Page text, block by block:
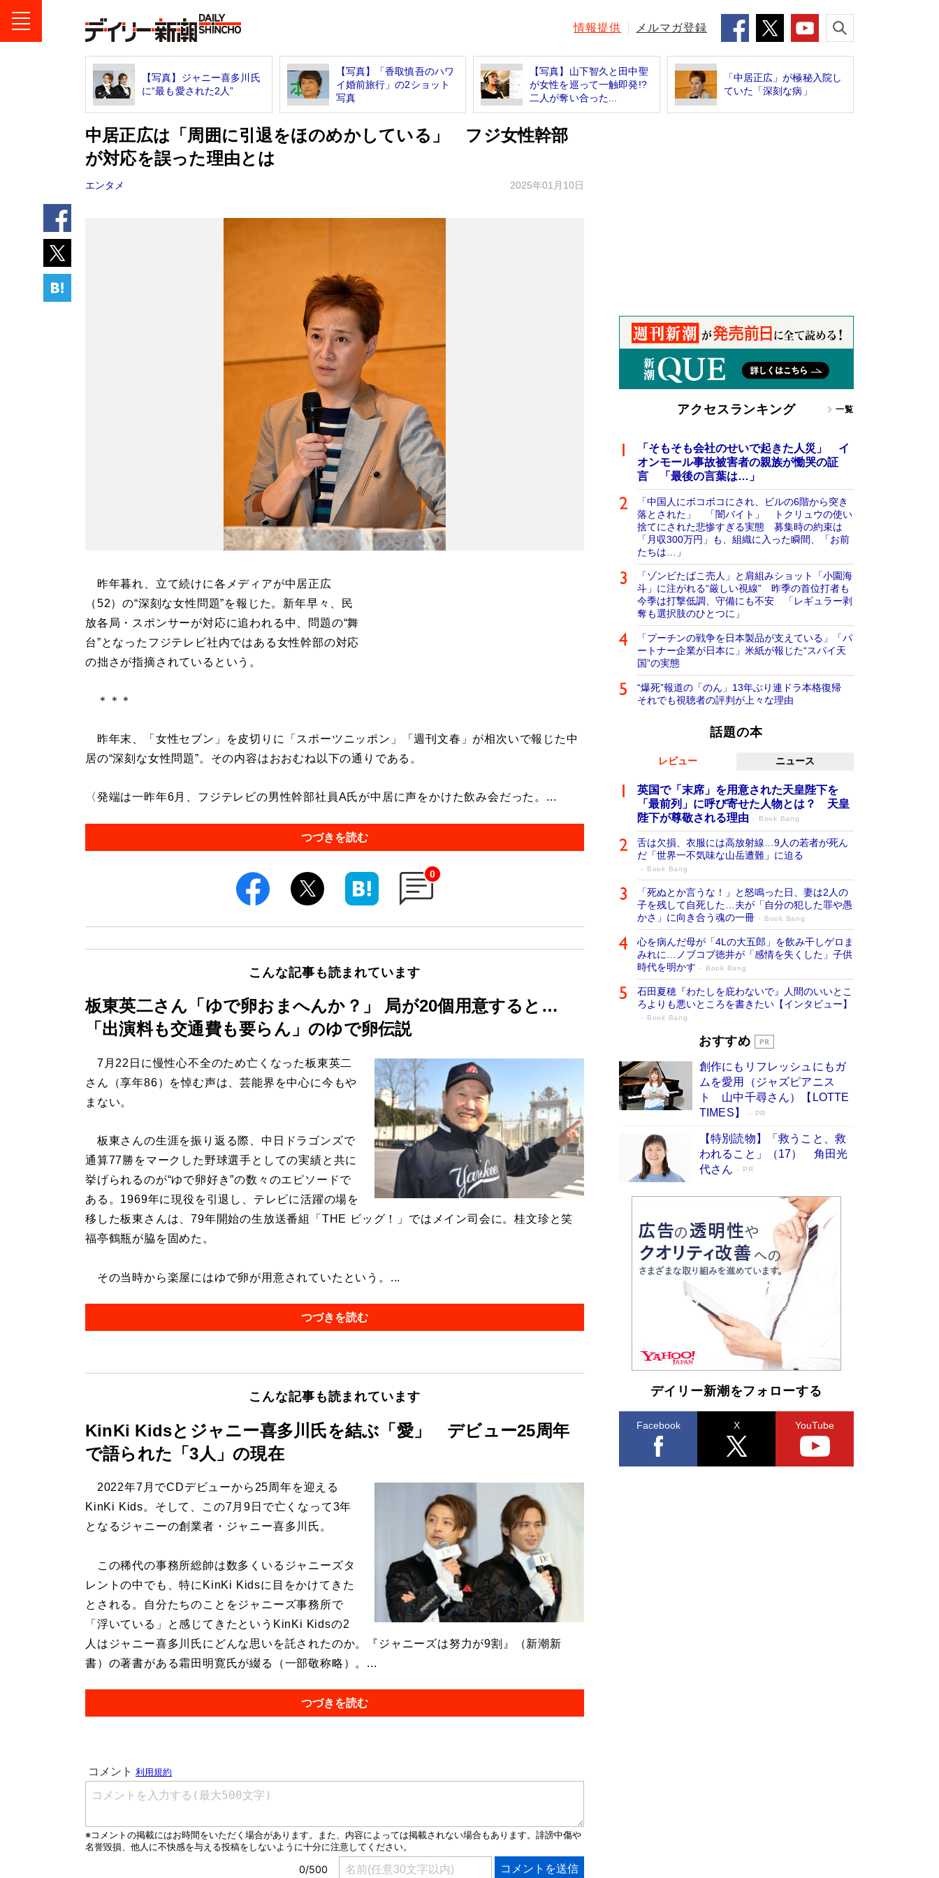
情報提供 メルマガ登録
【写真】ジャニー喜多川氏
に“最も愛された2人”
【写真】「香取慎吾のハワ
イ婚前旅行」の2ショット
写真
【写真】山下智久と田中聖
が女性を巡って一触即発!?
二人が奪い合った...
「中居正広」が極秘入院し
ていた「深刻な病」
中居正広は「周囲に引退をほのめかしている」 フジ女性幹部
が対応を誤った理由とは
エンタメ 2025年01月10日
昨年暮れ、立て続けに各メディアが中居正広
（52）の“深刻な女性問題”を報じた。新年早々、民
放各局・スポンサーが対応に追われる中、問題の“舞
台”となったフジテレビ社内ではある女性幹部の対応
の拙さが指摘されているという。
＊＊＊
昨年末、「女性セブン」を皮切りに「スポーツニッポン」「週刊文春」が相次いで報じた中
居の“深刻な女性問題”。その内容はおおむね以下の通りである。
〈発端は一昨年6月、フジテレビの男性幹部社員A氏が中居に声をかけた飲み会だった。...
つづきを読む
0
こんな記事も読まれています
板東英二さん「ゆで卵おまへんか？」 局が20個用意すると…
「出演料も交通費も要らん」のゆで卵伝説
7月22日に慢性心不全のため亡くなった板東英二
さん（享年86）を悼む声は、芸能界を中心に今もや
まない。
板東さんの生涯を振り返る際、中日ドラゴンズで
通算77勝をマークした野球選手としての実績と共に
挙げられるのが“ゆで卵好き”の数々のエピソードで
ある。1969年に現役を引退し、テレビに活躍の場を
移した板東さんは、79年開始の生放送番組「THE ビッグ！」ではメイン司会に。桂文珍と笑
福亭鶴瓶が脇を固めた。
その当時から楽屋にはゆで卵が用意されていたという。...
つづきを読む
こんな記事も読まれています
KinKi Kidsとジャニー喜多川氏を結ぶ「愛」 デビュー25周年
で語られた「3人」の現在
2022年7月でCDデビューから25周年を迎える
KinKi Kids。そして、この7月9日で亡くなって3年
となるジャニーの創業者・ジャニー喜多川氏。
この稀代の事務所総帥は数多くいるジャニーズタ
レントの中でも、特にKinKi Kidsに目をかけてきた
とされる。自分たちのことをジャニーズ事務所で
「浮いている」と感じてきたというKinKi Kidsの2
人はジャニー喜多川氏にどんな思いを託されたのか。『ジャニーズは努力が9割』（新潮新
書）の著書がある霜田明寛氏が綴る（一部敬称略）。...
つづきを読む
アクセスランキング 一覧
「そもそも会社のせいで起きた人災」 イ
オンモール事故被害者の親族が慟哭の証
言 「最後の言葉は…」
「中国人にボコボコにされ、ビルの6階から突き
落とされた」 「闇バイト」 トクリュウの使い
捨てにされた悲惨すぎる実態 募集時の約束は
「月収300万円」も、組織に入った瞬間、「お前
たちは…」
「ゾンビたばこ売人」と肩組みショット「小園海
斗」に注がれる“厳しい視線” 昨季の首位打者も
今季は打撃低調、守備にも不安 「レギュラー剥
奪も選択肢のひとつに」
「プーチンの戦争を日本製品が支えている」「パ
ートナー企業が日本に」米紙が報じた“スパイ天
国”の実態
“爆死”報道の「のん」13年ぶり連ドラ本格復帰
それでも視聴者の評判が上々な理由
話題の本
レビュー ニュース
英国で「末席」を用意された天皇陛下を
「最前列」に呼び寄せた人物とは？ 天皇
陛下が尊敬される理由
Book Bang
舌は欠損、衣服には高放射線…9人の若者が死ん
だ「世界一不気味な山岳遭難」に迫る
Book Bang
「死ぬとか言うな！」と怒鳴った日、妻は2人の
子を残して自死した…夫が「自分の犯した罪や愚
かさ」に向き合う魂の一冊
Book Bang
心を病んだ母が「4Lの大五郎」を飲み干しゲロま
みれに…ノブコブ徳井が「感情を失くした」子供
時代を明かす
Book Bang
石田夏穂『わたしを庇わないで』人間のいいとこ
ろよりも悪いところを書きたい【インタビュー】
Book Bang
「叱って伸びるやつは、褒めたらもっと伸
た“人を育てるコツ”…芸への考え方を明か
す
Book Bang
「『火垂るの墓』は、大嘘である」原作者が抱き
続けた“自責の念”とは…「自己憐憫は描きたくな
い」監督が徹底的にこだわったこと（後編） #
戦争の記憶
Book Bang
美輪明宏 晩年の回答を集めた『ほほえんで生き
るための人生相談』がランクイン［エンターテイ
メントベストセラー］
Book Bang
「宇宙兄弟」最終46巻がベストセラー1位 宇宙
開発への関心を押し上げた18年の物語に幕 特装
版には「宇宙で描かれたマンガ」も収録
Book Bang
友近氏、絶賛！ 鎌倉を舞台に、孤独を抱えた
人々が新たな一歩を踏み出す連作短篇集『海のほ
とりのプラネット』試し読み
Book Bang
おすすめ
創作にもリフレッシュにもガ
ムを愛用（ジャズピアニス
ト 山中千尋さん）【LOTTE
TIMES】
PR
【特別読物】「救うこと、救
われること」（17） 角田光
代さん
PR
デイリー新潮をフォローする
Facebook X YouTube